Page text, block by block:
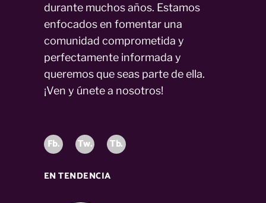
durante muchos años. Estamos
enfocados en fomentar una
comunidad comprometida y
perfectamente informada y
queremos que seas parte de ella.
¡Ven y únete a nosotros!
Fb. Tw. Tb.
EN TENDENCIA